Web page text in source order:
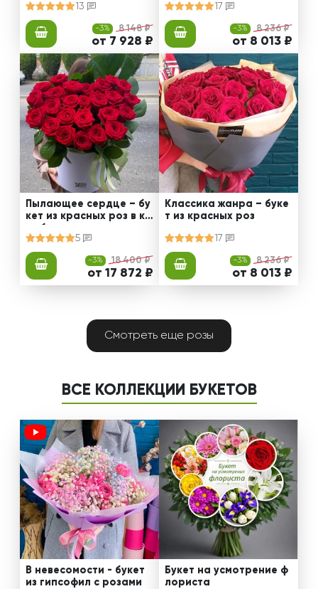
13
-3% 8 148 ₽
от 7 928 ₽
17
-3% 8 236 ₽
от 8 013 ₽
Пылающее сердце – бу
кет из красных роз в ко
робке
5
-3% 18 400 ₽
от 17 872 ₽
Классика жанра – буке
т из красных роз
17
-3% 8 236 ₽
от 8 013 ₽
Смотреть еще розы
ВСЕ КОЛЛЕКЦИИ БУКЕТОВ
В невесомости - букет
из гипсофил с розами
Букет на усмотрение ф
лориста